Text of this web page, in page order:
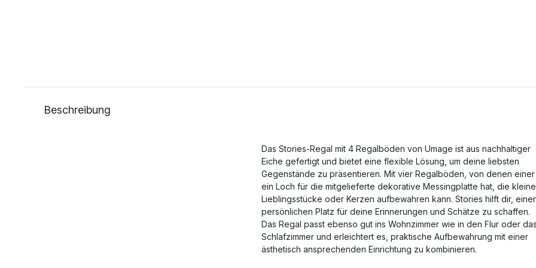
Beschreibung
Das Stories-Regal mit 4 Regalböden von Umage ist aus nachhaltiger
Eiche gefertigt und bietet eine flexible Lösung, um deine liebsten
Gegenstände zu präsentieren. Mit vier Regalböden, von denen einer
ein Loch für die mitgelieferte dekorative Messingplatte hat, die kleine
Lieblingsstücke oder Kerzen aufbewahren kann. Stories hilft dir,
persönlichen Platz für deine Erinnerungen und Schätze zu schaffen.
Das Regal passt ebenso gut ins Wohnzimmer wie in den Flur oder
Schlafzimmer und erleichtert es, praktische Aufbewahrung mit einer
ästhetisch ansprechenden Einrichtung zu kombinieren.